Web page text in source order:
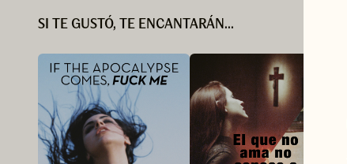
SI TE GUSTÓ, TE ENCANTARÁN...